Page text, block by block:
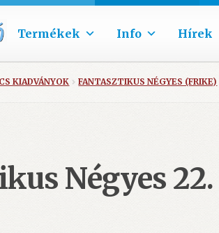
Termékek Info Hírek
KIADVÁNYOK FANTASZTIKUS NÉGYES (FRIKE)
Négyes